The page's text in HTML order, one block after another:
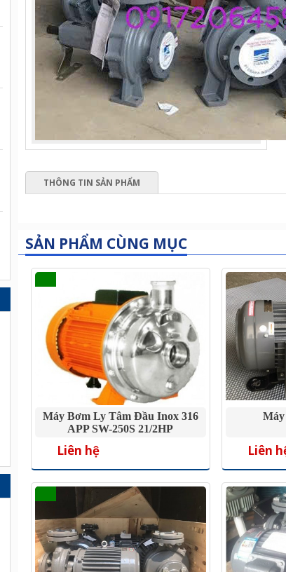
THÔNG TIN SẢN PHẨM
SẢN PHẨM CÙNG MỤC
Máy Bơm Ly Tâm Đầu Inox 316
APP SW-250S 21/2HP
Liên hệ
Máy
Liên